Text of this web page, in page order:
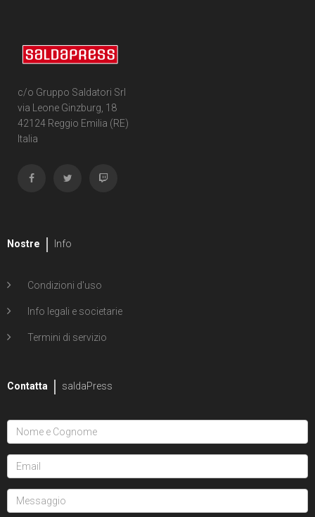
c/o Gruppo Saldatori Srl
via Leone Ginzburg, 18
42124 Reggio Emilia (RE)
Italia
Nostre Info
Condizioni d'uso
Info legali e societarie
Termini di servizio
Contatta saldaPress